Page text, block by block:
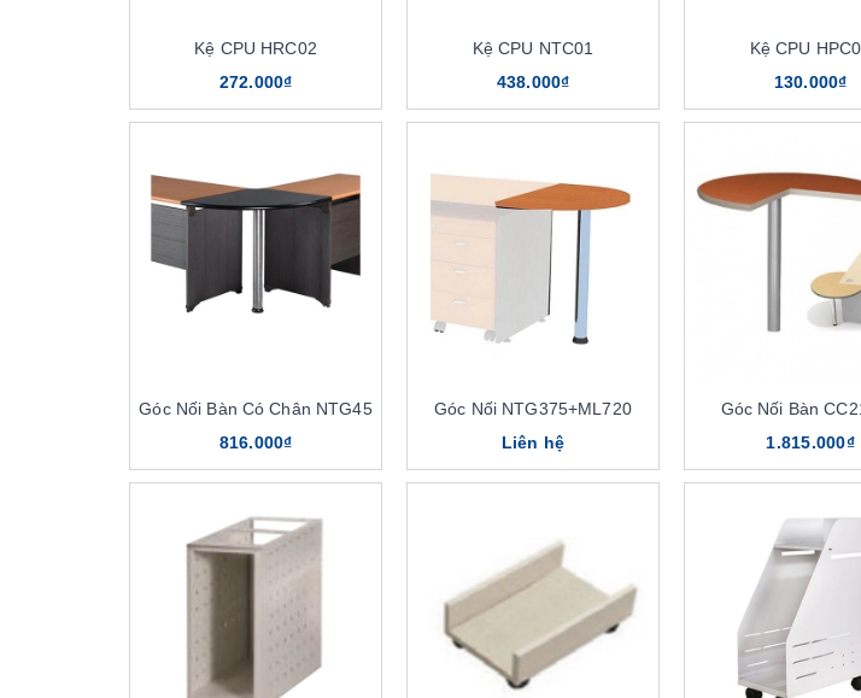
Kệ CPU HRC02
272.000₫
Kệ CPU NTC01
438.000₫
Kệ CPU
130.000₫
Góc Nối Bàn Có Chân NTG45
816.000₫
Góc Nối NTG375+ML720
Liên hệ
Góc Nối Bàn
1.815.000₫